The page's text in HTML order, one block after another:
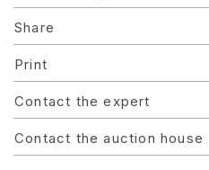
Share
Print
Contact the expert
Contact the auction house